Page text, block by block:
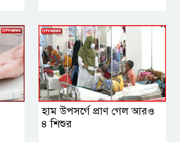
হাম উপসর্গে প্রাণ গেল আরও
৪ শিশুর